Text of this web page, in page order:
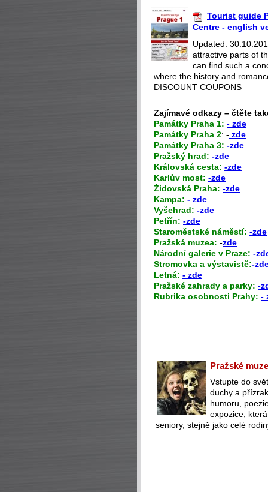
Tourist guide
Centre - english
Updated:
attractive parts of
can find such a
where the history and
DISCOUNT COUPONS
Zajímavé odkazy – čtěte
Památky Praha 1: - zde
Památky Praha 2: - zde
Památky Praha 3: -zde
Pražský hrad: -zde
Královská cesta: -zde
Karlův most: -zde
Židovská Praha: -zde
Kampa: - zde
Vyšehrad: -zde
Petřín: -zde
Staroměstské náměstí: -zde
Pražská muzea: -zde
Národní galerie v Praze: -
Stromovka a výstavistě:-
Letná: - zde
Pražské zahrady a parky: -
Rubrika osobnosti Prahy: -
Pražské
Vstupte do
duchy a
humoru,
expozice,
seniory, stejně jako celé